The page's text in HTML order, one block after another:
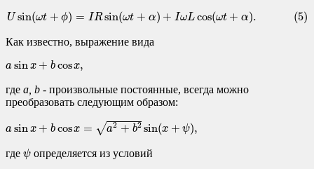
U sin(ωt + ϕ) = IRsin(ωt + α) + IωLcos(ωt + α). (5)
(5) sin(ω + ) IR sin ω t+ α) Iω cos (ω t ).
Как известно, выражение вида
asin x + bcosx,
a + cos
где a, b - произвольные постоянные, всегда можно
преобразовать следующим образом:
asin x + bcosx = √a2 + b2 sin(x + ψ),
sin 2+b2sin( ψ)
где ψ
ψ определяется из условий